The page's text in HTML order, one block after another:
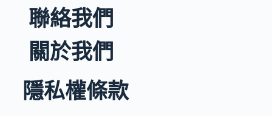
聯絡我們
關於我們
隱私權條款